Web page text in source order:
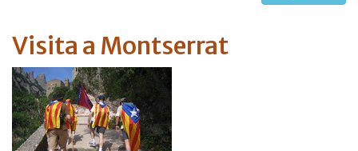
Visita a Montserrat